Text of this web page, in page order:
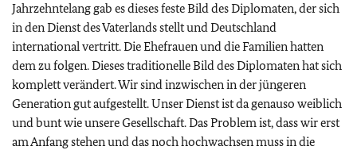
Jahrzehntelang gab es dieses feste Bild des Diplomaten, der sich
in den Dienst des Vaterlands stellt und Deutschland
international vertritt. Die Ehefrauen und die Familien hatten
dem zu folgen. Dieses traditionelle Bild des Diplomaten hat sich
komplett verändert. Wir sind inzwischen in der jüngeren
Generation gut aufgestellt. Unser Dienst ist da genauso weiblich
und bunt wie unsere Gesellschaft. Das Problem ist, dass wir erst
am Anfang stehen und das noch hochwachsen muss in die